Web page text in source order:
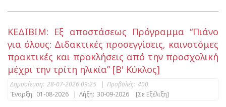
ΚΕΔΙΒΙΜ: Εξ αποστάσεως Πρόγραμμα “Πιάνο
για όλους: Διδακτικές προσεγγίσεις, καινοτόμες
πρακτικές και προκλήσεις από την προσχολική
μέχρι την τρίτη ηλικία” [Β' Κύκλος]
Δημοσίευση: 28-07-2026 09:25 | Προβολές: 400
Έναρξη: 01-08-2026 | Λήξη: 30-09-2026 [Σε Εξέλιξη]